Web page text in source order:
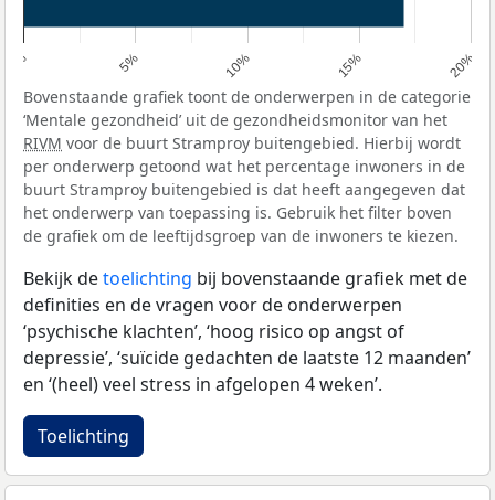
0% 5% 10% 15% 20%
Bovenstaande grafiek toont de onderwerpen in de categorie
‘Mentale gezondheid’ uit de gezondheidsmonitor van het
RIVM voor de buurt Stramproy buitengebied. Hierbij wordt
per onderwerp getoond wat het percentage inwoners in de
buurt Stramproy buitengebied is dat heeft aangegeven dat
het onderwerp van toepassing is. Gebruik het filter boven
de grafiek om de leeftijdsgroep van de inwoners te kiezen.
Bekijk detoelichting bij bovenstaande grafiek met de
definities en de vragen voor de onderwerpen
‘psychische klachten’, ‘hoog risico op angst of
depressie’, ‘suïcide gedachten de laatste 12 maanden’
en ‘(heel) veel stress in afgelopen 4 weken’.
Toelichting